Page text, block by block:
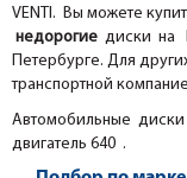
VENTI. Вы можете
недорогие диски на
Петербурге. Для
транспортной
Автомобильные
двигатель 640 .